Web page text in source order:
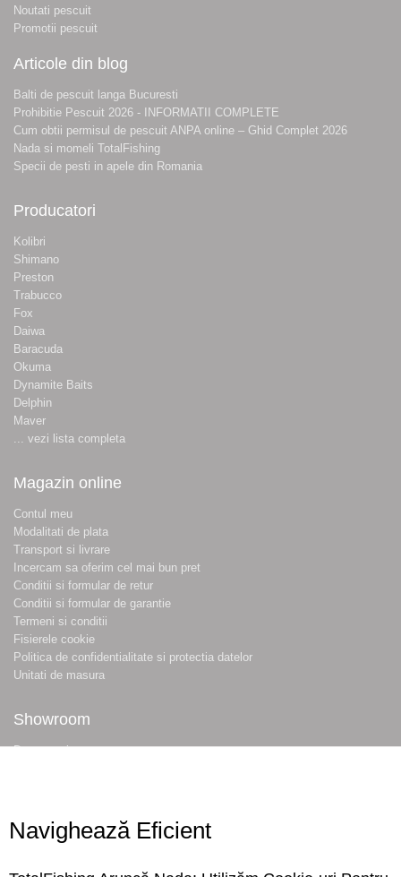
Noutati pescuit
Promotii pescuit
Articole din blog
Balti de pescuit langa Bucuresti
Prohibitie Pescuit 2026 - INFORMATII COMPLETE
Cum obtii permisul de pescuit ANPA online – Ghid Complet 2026
Nada si momeli TotalFishing
Specii de pesti in apele din Romania
Producatori
Kolibri
Shimano
Preston
Trabucco
Fox
Daiwa
Baracuda
Okuma
Dynamite Baits
Delphin
Maver
... vezi lista completa
Magazin online
Contul meu
Modalitati de plata
Transport si livrare
Incercam sa oferim cel mai bun pret
Conditii si formular de retur
Conditii si formular de garantie
Termeni si conditii
Fisierele cookie
Politica de confidentialitate si protectia datelor
Unitati de masura
Showroom
Despre noi
Navighează Eficient